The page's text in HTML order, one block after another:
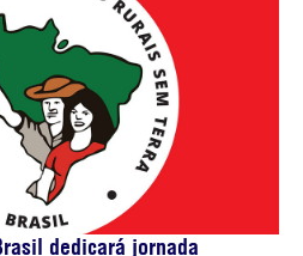
dedicará jornada